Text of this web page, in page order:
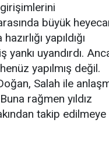
büyük
yapıldığı
uyandırdı.
yapılmış değil.
Salah ile
rağmen yıldız
takip edilmeye